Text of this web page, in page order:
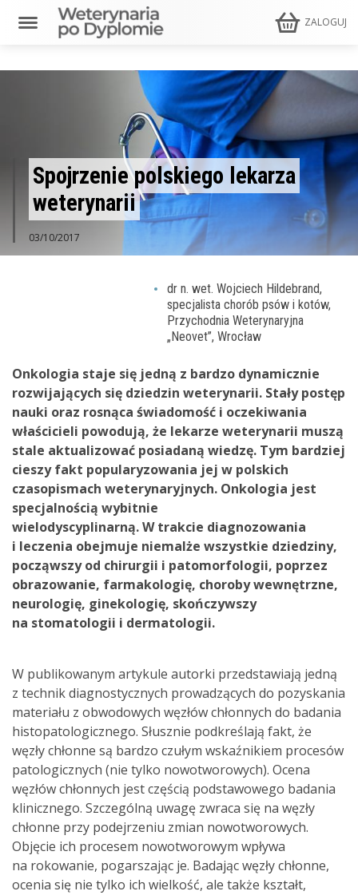
ZALOGUJ
Spojrzenie polskiego lekarza
weterynarii
03/10/2017
dr n. wet. Wojciech Hildebrand,
specjalista chorób psów i kotów,
Przychodnia Weterynaryjna
„Neovet”, Wrocław
Onkologia staje się jedną z bardzo dynamicznie
rozwijających się dziedzin weterynarii. Stały postęp
nauki oraz rosnąca świadomość i oczekiwania
właścicieli powodują, że lekarze weterynarii muszą
stale aktualizować posiadaną wiedzę. Tym bardziej
cieszy fakt popularyzowania jej w polskich
czasopismach weterynaryjnych. Onkologia jest
specjalnością wybitnie
wielodyscyplinarną. W trakcie diagnozowania
i leczenia obejmuje niemalże wszystkie dziedziny,
począwszy od chirurgii i patomorfologii, poprzez
obrazowanie, farmakologię, choroby wewnętrzne,
neurologię, ginekologię, skończywszy
na stomatologii i dermatologii.
W publikowanym artykule autorki przedstawiają jedną
z technik diagnostycznych prowadzących do pozyskania
materiału z obwodowych węzłów chłonnych do badania
histopatologicznego. Słusznie podkreślają fakt, że
węzły chłonne są bardzo czułym wskaźnikiem procesów
patologicznych (nie tylko nowotworowych). Ocena
węzłów chłonnych jest częścią podstawowego badania
klinicznego. Szczególną uwagę zwraca się na węzły
chłonne przy podejrzeniu zmian nowotworowych.
Objęcie ich procesem nowotworowym wpływa
na rokowanie, pogarszając je. Badając węzły chłonne,
ocenia się nie tylko ich wielkość, ale także kształt,